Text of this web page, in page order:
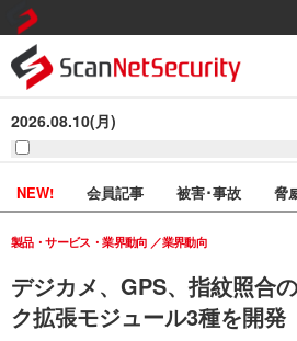
2026.08.10(月)
NEW! 会員記事 被害･事故 脅
デジカメ、GPS、指紋照合
ク拡張モジュール3種を開発
製品・サービス・業界動向 業界動向